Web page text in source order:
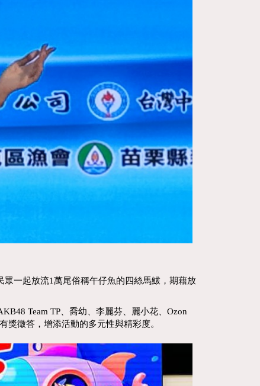
一起放流1萬尾俗稱午仔魚的四絲馬鮁，期藉放
Team TP、喬幼、李麗芬、麗小花、Ozon
徵答，增添活動的多元性與精彩度。